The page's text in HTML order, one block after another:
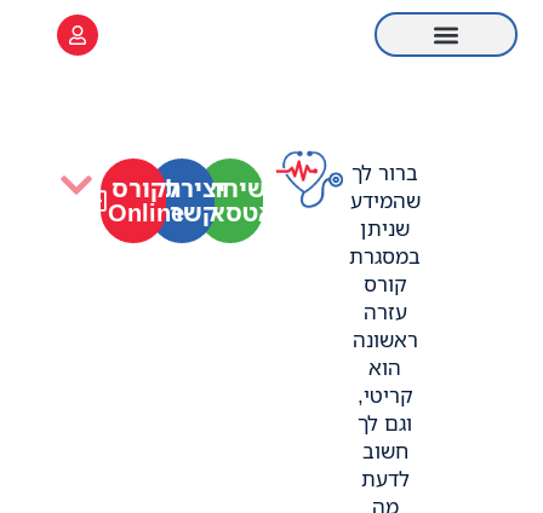
לתוכן
ברור לך
שהמידע
שניתן
במסגרת
קורס
עזרה
ראשונה
הוא
קריטי,
וגם לך
חשוב
לדעת
מה
לשיחת
וואטסאפ
יצירת
קשר
לקורס
Online